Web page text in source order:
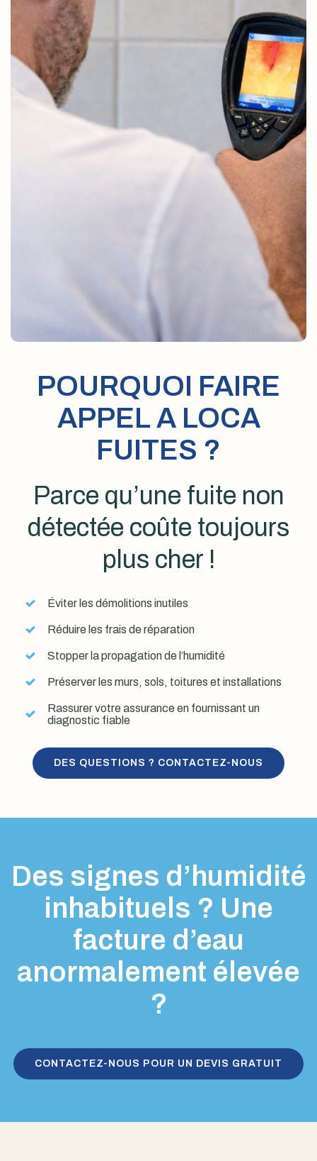
POURQUOI FAIRE
APPEL A LOCA
FUITES ?
Parce qu’une fuite non
détectée coûte toujours
plus cher !
Éviter les démolitions inutiles
Réduire les frais de réparation
Stopper la propagation de l’humidité
Préserver les murs, sols, toitures et installations
Rassurer votre assurance en fournissant un
diagnostic fiable
DES QUESTIONS ? CONTACTEZ-NOUS
Des signes d’humidité
inhabituels ? Une
facture d’eau
anormalement élevée
?
CONTACTEZ-NOUS POUR UN DEVIS GRATUIT